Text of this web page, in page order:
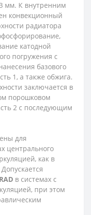
мм. К внутренним
конвекционный
радиатора
катодной
погружения с
базового
1, а также обжига.
заключается в
порошковом
2 с последующим
для
центрального
как в
в системах с
при этом